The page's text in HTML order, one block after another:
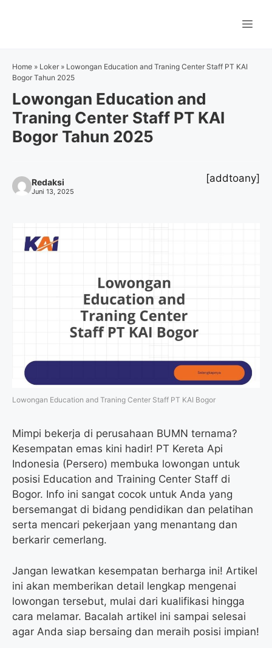
Home » Loker » Lowongan Education and Traning Center Staff PT KAI
Bogor Tahun 2025
Lowongan Education and
Traning Center Staff PT KAI
Bogor Tahun 2025
Redaksi
Juni 13, 2025
[addtoany]
Lowongan Education and Traning Center Staff PT KAI Bogor
Mimpi bekerja di perusahaan BUMN ternama?
Kesempatan emas kini hadir! PT Kereta Api
Indonesia (Persero) membuka lowongan untuk
posisi Education and Training Center Staff di
Bogor. Info ini sangat cocok untuk Anda yang
bersemangat di bidang pendidikan dan pelatihan
serta mencari pekerjaan yang menantang dan
berkarir cemerlang.
Jangan lewatkan kesempatan berharga ini! Artikel
ini akan memberikan detail lengkap mengenai
lowongan tersebut, mulai dari kualifikasi hingga
cara melamar. Bacalah artikel ini sampai selesai
agar Anda siap bersaing dan meraih posisi impian!